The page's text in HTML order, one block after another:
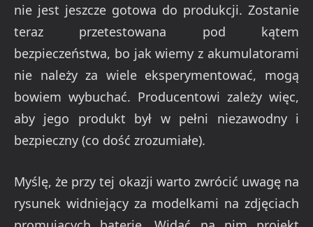
nie jest jeszcze gotowa do produkcji. Zostanie
teraz przetestowana pod kątem
bezpieczeństwa, bo jak wiemy z akumulatorami
nie należy za wiele eksperymentować, mogą
bowiem wybuchać. Producentowi zależy więc,
aby jego produkt był w pełni niezawodny i
bezpieczny (co dość zrozumiałe).
Myślę, że przy tej okazji warto zwrócić uwagę na
rysunek widniejący za modelkami na zdjęciach